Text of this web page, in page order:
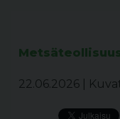
22.06.2026